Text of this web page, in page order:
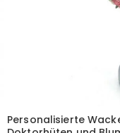
Personalisierte